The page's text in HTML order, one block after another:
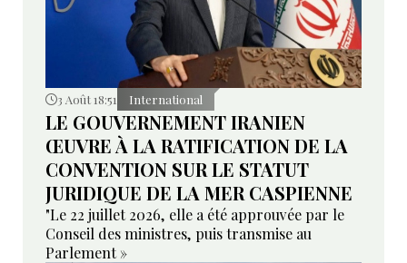
3 Août 18:51 International
LE GOUVERNEMENT IRANIEN
ŒUVRE À LA RATIFICATION DE LA
CONVENTION SUR LE STATUT
JURIDIQUE DE LA MER CASPIENNE
"Le 22 juillet 2026, elle a été approuvée par le
Conseil des ministres, puis transmise au
Parlement »